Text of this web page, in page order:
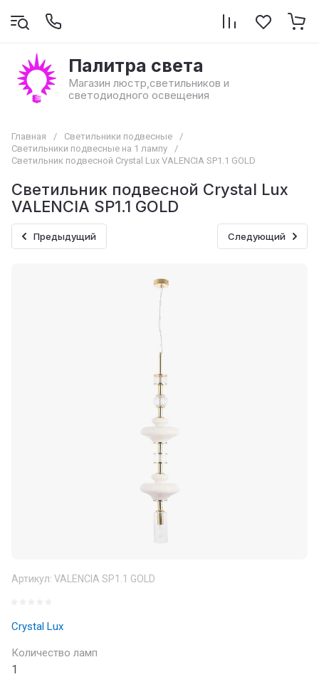
Палитра света
Магазин люстр,светильников и
светодиодного освещения
Главная / Светильники подвесные
/
Светильники подвесные на 1 лампу
/
Светильник подвесной Crystal Lux VALENCIA SP1.1 GOLD
Светильник подвесной Crystal Lux
VALENCIA SP1.1 GOLD
Предыдущий Следующий
Артикул: VALENCIA SP1.1 GOLD
Crystal Lux
Количество ламп
1